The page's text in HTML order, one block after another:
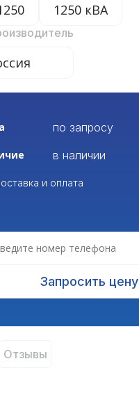
1250 кВА
по запросу
в наличии
и оплата
Запросить цену
Отзывы